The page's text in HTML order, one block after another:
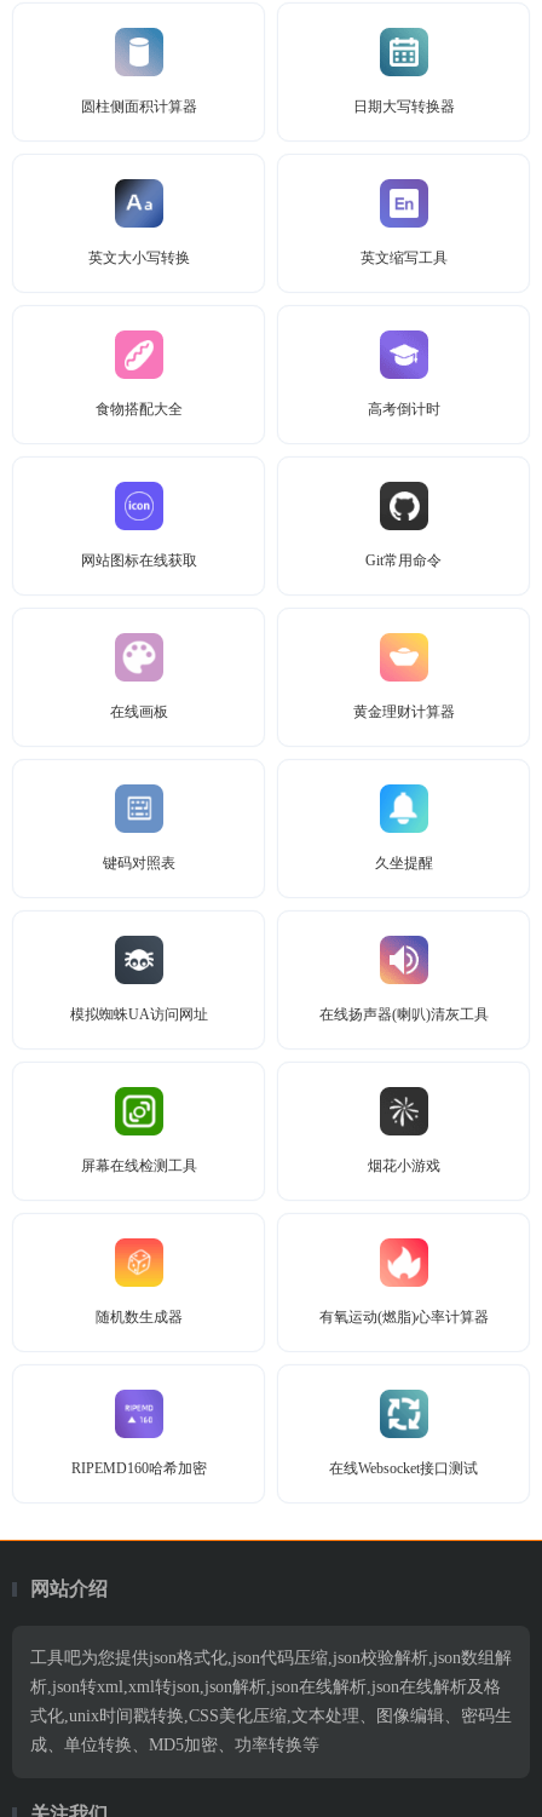
圆柱侧面积计算器 日期大写转换器
英文大小写转换 英文缩写工具
食物搭配大全 高考倒计时
网站图标在线获取 Git常用命令
在线画板 黄金理财计算器
键码对照表 久坐提醒
模拟蜘蛛UA访问网址 在线扬声器(喇叭)清灰工具
屏幕在线检测工具 烟花小游戏
随机数生成器 有氧运动(燃脂)心率计算器
RIPEMD160哈希加密 在线Websocket接口测试
网站介绍
工具吧为您提供json格式化,json代码压缩,json校验解析,json数组解
析,json转xml,xml转json,json解析,json在线解析,json在线解析及格
式化,unix时间戳转换,CSS美化压缩,文本处理、图像编辑、密码生
成、单位转换、MD5加密、功率转换等